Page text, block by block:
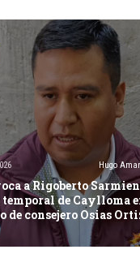
Hugo
a Rigoberto
temporal de Caylloma
de consejero Osias